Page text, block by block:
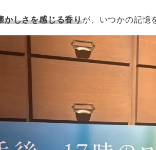
かしさを感じる香りが、いつかの記憶